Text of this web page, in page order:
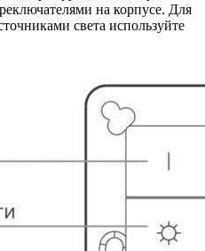
на корпусе. Для
света используйте